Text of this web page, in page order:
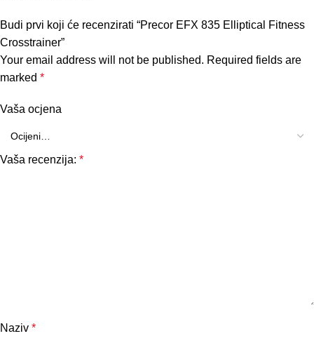
Budi prvi koji će recenzirati “Precor EFX 835 Elliptical Fitness
Crosstrainer”
Your email address will not be published. Required fields are
marked *
Vaša ocjena
Vaša recenzija: *
Naziv *